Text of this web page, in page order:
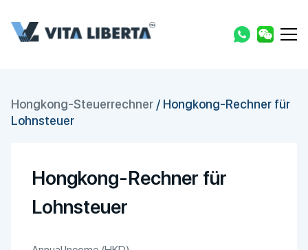
Hongkong-Steuerrechner / Hongkong-Rechner für
Lohnsteuer
Hongkong-Rechner für
Lohnsteuer